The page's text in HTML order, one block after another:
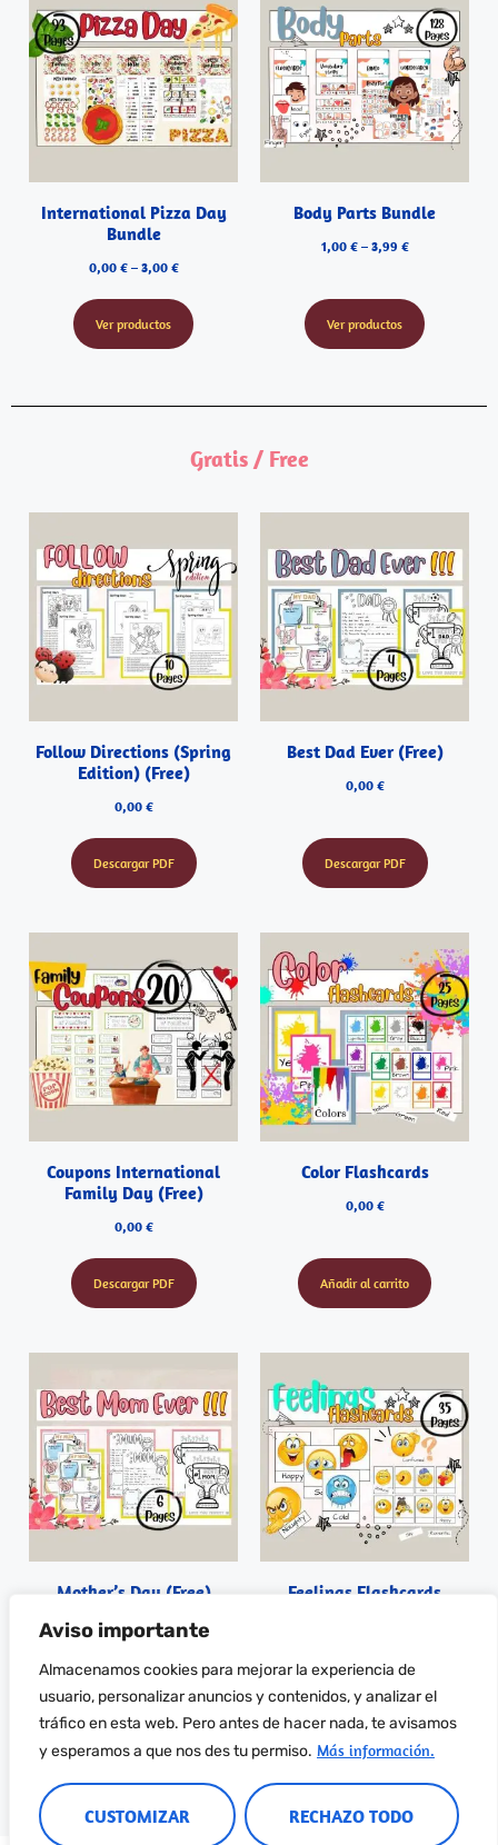
Aviso importante
Almacenamos cookies para mejorar la experiencia de
usuario, personalizar anuncios y contenidos, y analizar el
tráfico en esta web. Pero antes de hacer nada, te avisamos
y esperamos a que nos des tu permiso. Más información.
CUSTOMIZAR RECHAZO TODO
International Pizza Day
Bundle
0,00 €– 3,00 €
Ver productos
Body Parts Bundle
1,00 €– 3,99 €
Ver productos
Gratis / Free
Follow Directions (Spring
Edition) (Free)
0,00 €
Descargar PDF
Best Dad Ever (Free)
0,00 €
Descargar PDF
Coupons International
Family Day (Free)
0,00 €
Descargar PDF
Color Flashcards
0,00 €
Añadir al carrito
Mother’s Day (Free)
0,00€
Feelings Flashcards
Añadir al carrito